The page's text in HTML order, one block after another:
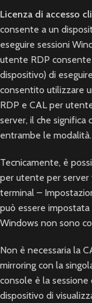
Licenza di accesso
consente a un
eseguire sessioni
utente RDP
dispositivo) di
consentito utilizzare
RDP e CAL per
server, il che significa
entrambe le modalità.
Tecnicamente, è
per utente per server
terminal –
può essere
Windows non sono
Non è necessaria la
mirroring con la
console è la
dispositivo di